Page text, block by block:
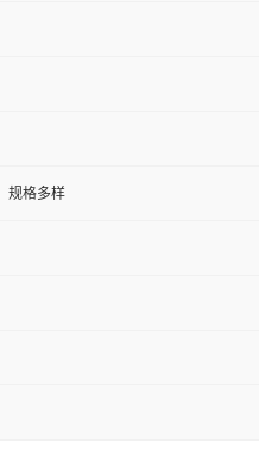
规格多样